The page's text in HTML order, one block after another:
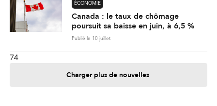
ÉCONOMIE
Canada : le taux de chômage
poursuit sa baisse en juin, à 6,5 %
Publié le 10 juillet
74
Charger plus de nouvelles